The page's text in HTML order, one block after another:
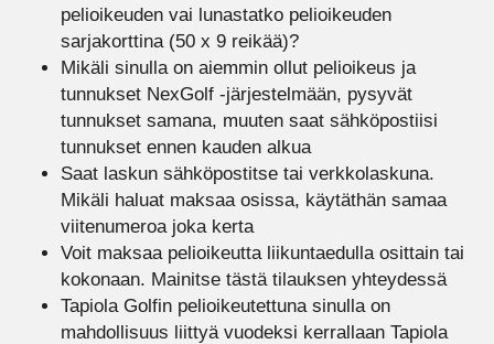
pelioikeuden vai lunastatko pelioikeuden
sarjakorttina (50 x 9 reikää)?
Mikäli sinulla on aiemmin ollut pelioikeus ja
tunnukset NexGolf -järjestelmään, pysyvät
tunnukset samana, muuten saat sähköpostiisi
tunnukset ennen kauden alkua
Saat laskun sähköpostitse tai verkkolaskuna.
Mikäli haluat maksaa osissa, käytäthän samaa
viitenumeroa joka kerta
Voit maksaa pelioikeutta liikuntaedulla osittain tai
kokonaan. Mainitse tästä tilauksen yhteydessä
Tapiola Golfin pelioikeutettuna sinulla on
mahdollisuus liittyä vuodeksi kerrallaan Tapiola